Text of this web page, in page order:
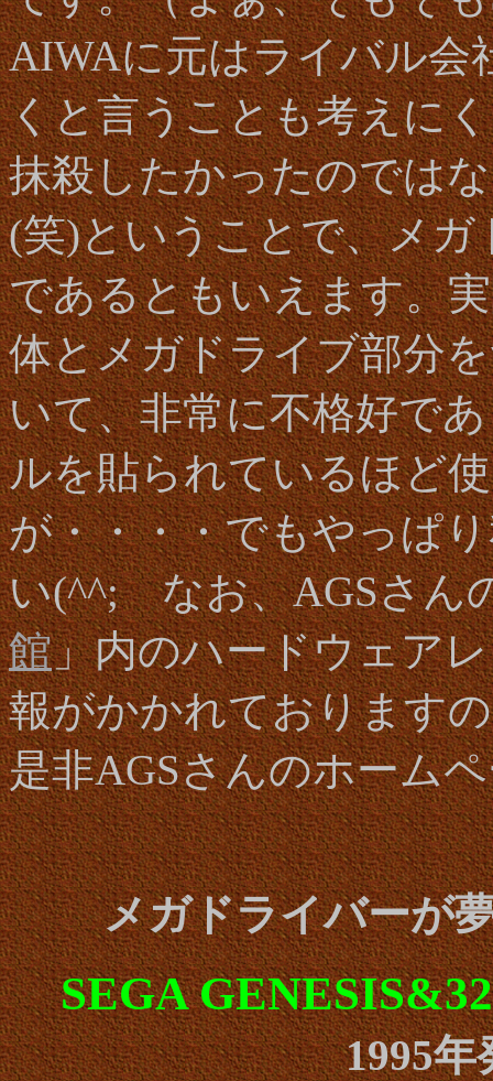
AIWAに元はライバル会
くと言うことも考えに
抹殺したかったのでは
(笑)ということで、メ
であるともいえます。
体とメガドライブ部分
いて、非常に不格好で
ルを貼られているほど
が・・・・でもやっぱ
い(^^; なお、AGSさん
館」内のハードウェア
報がかかれております
是非AGSさんのホーム
メガドライバーが
SEGA
1995